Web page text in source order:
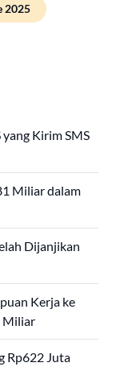
2025
Kirim SMS
Miliar dalam
Dijanjikan
Kerja ke
Miliar
Rp622 Juta